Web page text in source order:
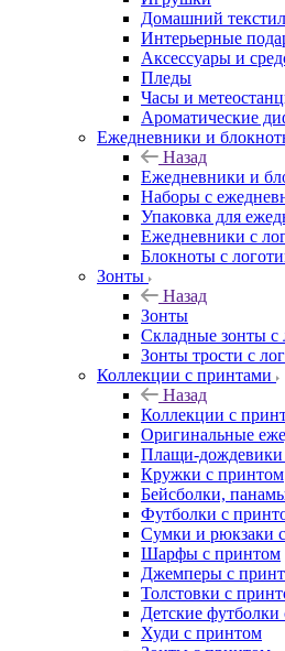
Домашний
Интерьерные
Аксессуары и
Пледы
Часы и
Ароматические
Ежедневники и
Назад
Ежедневники и
Наборы с
Упаковка для
Ежедневники с
Блокноты с
Зонты
Назад
Зонты
Складные зонты с
Зонты трости с
Коллекции с принтами
Назад
Коллекции с
Оригинальные
Плащи-дождевики
Кружки с принтом
Бейсболки,
Футболки с
Сумки и рюкзаки
Шарфы с принтом
Джемперы с
Толстовки с
Детские
Худи с принтом